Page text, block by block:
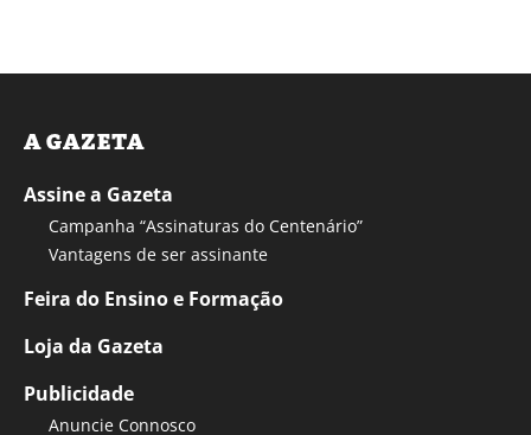
A GAZETA
Assine a Gazeta
Campanha “Assinaturas do Centenário”
Vantagens de ser assinante
Feira do Ensino e Formação
Loja da Gazeta
Publicidade
Anuncie Connosco